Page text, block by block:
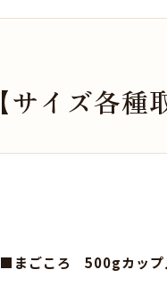
【サイズ各種
■まごころ 500gカッ